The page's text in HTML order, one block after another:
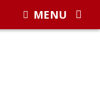
MENU